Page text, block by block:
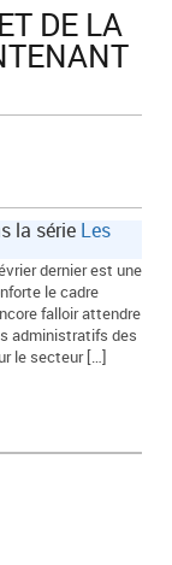
DE LA
la série Les
dernier est une
le cadre
falloir attendre
administratifs des
le secteur […]